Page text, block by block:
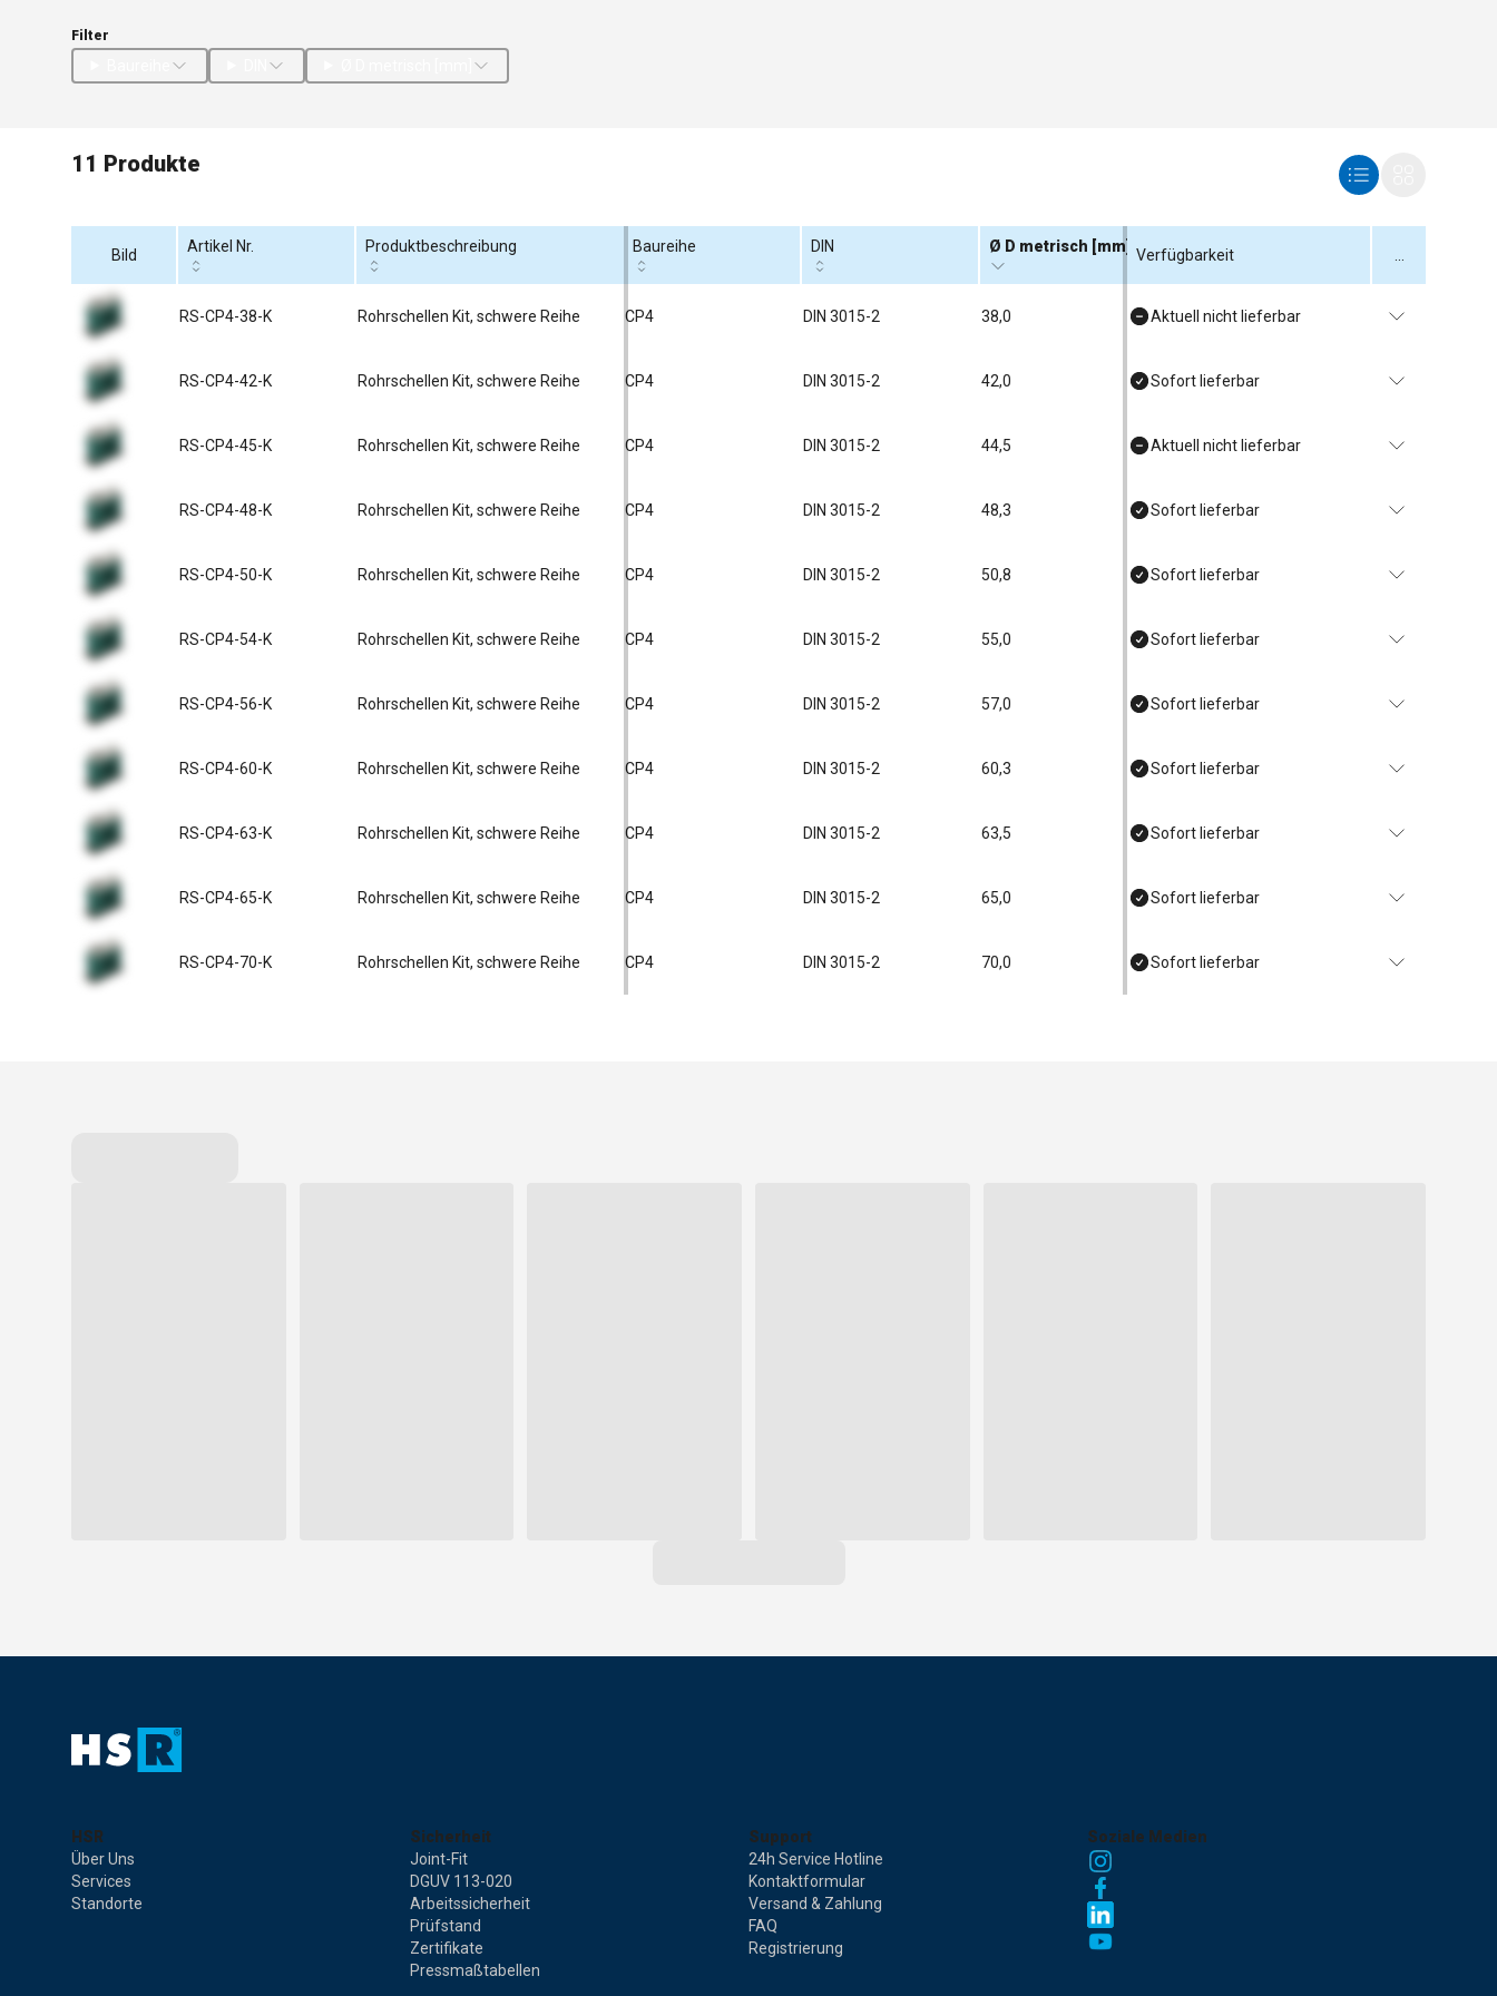
Filter
11 Produkte
Bild Artikel Nr. Produktbeschreibung Baureihe DIN Ø D metrisch [mm] Verfügbarkeit
RS-CP4-38-K Rohrschellen Kit, schwere Reihe CP4 DIN 3015-2 38,0 Aktuell nicht lieferbar
RS-CP4-42-K Rohrschellen Kit, schwere Reihe CP4 DIN 3015-2 42,0 Sofort lieferbar
RS-CP4-45-K Rohrschellen Kit, schwere Reihe CP4 DIN 3015-2 44,5 Aktuell nicht lieferbar
RS-CP4-48-K Rohrschellen Kit, schwere Reihe CP4 DIN 3015-2 48,3 Sofort lieferbar
RS-CP4-50-K Rohrschellen Kit, schwere Reihe CP4 DIN 3015-2 50,8 Sofort lieferbar
RS-CP4-54-K Rohrschellen Kit, schwere Reihe CP4 DIN 3015-2 55,0 Sofort lieferbar
RS-CP4-56-K Rohrschellen Kit, schwere Reihe CP4 DIN 3015-2 57,0 Sofort lieferbar
RS-CP4-60-K Rohrschellen Kit, schwere Reihe CP4 DIN 3015-2 60,3 Sofort lieferbar
RS-CP4-63-K Rohrschellen Kit, schwere Reihe CP4 DIN 3015-2 63,5 Sofort lieferbar
RS-CP4-65-K Rohrschellen Kit, schwere Reihe CP4 DIN 3015-2 65,0 Sofort lieferbar
RS-CP4-70-K Rohrschellen Kit, schwere Reihe CP4 DIN 3015-2 70,0 Sofort lieferbar
HSR
Über Uns
Services
Standorte
Sicherheit
Joint-Fit
DGUV 113-020
Arbeitssicherheit
Prüfstand
Zertifikate
Pressmaßtabellen
Support
24h Service Hotline
Kontaktformular
Versand & Zahlung
FAQ
Registrierung
Soziale Medien